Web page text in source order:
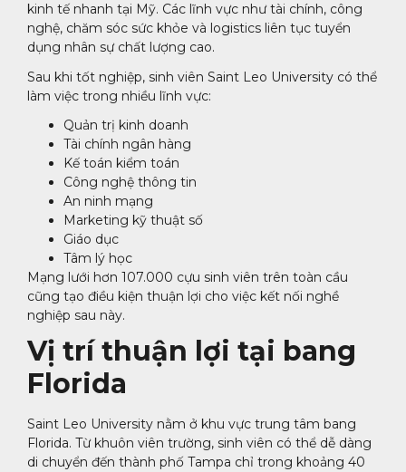
kinh tế nhanh tại Mỹ. Các lĩnh vực như tài chính, công
nghệ, chăm sóc sức khỏe và logistics liên tục tuyển
dụng nhân sự chất lượng cao.
Sau khi tốt nghiệp, sinh viên Saint Leo University có thể
làm việc trong nhiều lĩnh vực:
Quản trị kinh doanh
Tài chính ngân hàng
Kế toán kiểm toán
Công nghệ thông tin
An ninh mạng
Marketing kỹ thuật số
Giáo dục
Tâm lý học
Mạng lưới hơn 107.000 cựu sinh viên trên toàn cầu
cũng tạo điều kiện thuận lợi cho việc kết nối nghề
nghiệp sau này.
Vị trí thuận lợi tại bang
Florida
Saint Leo University nằm ở khu vực trung tâm bang
Florida. Từ khuôn viên trường, sinh viên có thể dễ dàng
di chuyển đến thành phố Tampa chỉ trong khoảng 40